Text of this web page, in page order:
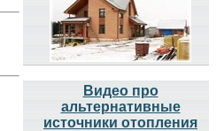
Видео про
альтернативные
источники отопления